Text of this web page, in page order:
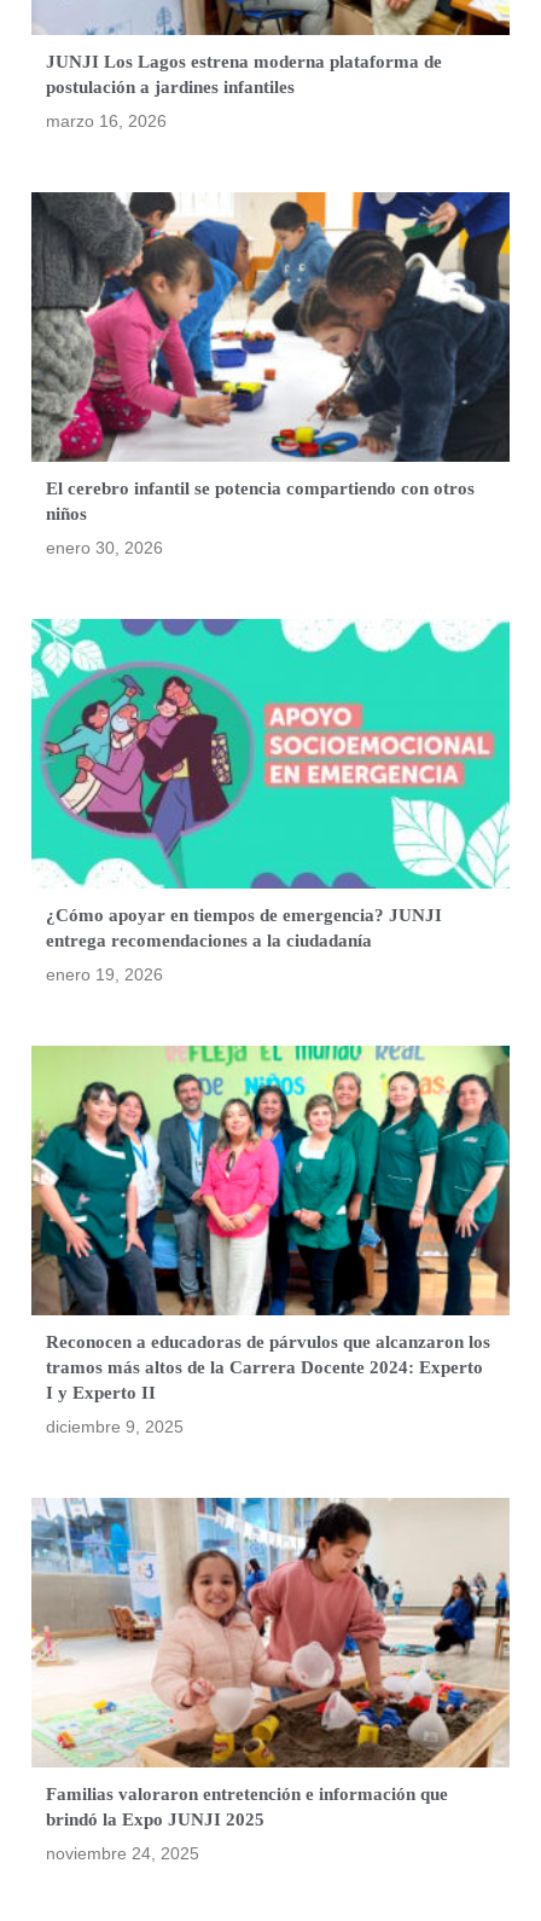
JUNJI Los Lagos estrena moderna plataforma de
postulación a jardines infantiles
marzo 16, 2026
El cerebro infantil se potencia compartiendo con otros
niños
enero 30, 2026
¿Cómo apoyar en tiempos de emergencia? JUNJI
entrega recomendaciones a la ciudadanía
enero 19, 2026
Reconocen a educadoras de párvulos que alcanzaron los
tramos más altos de la Carrera Docente 2024: Experto
I y Experto II
diciembre 9, 2025
Familias valoraron entretención e información que
brindó la Expo JUNJI 2025
noviembre 24, 2025